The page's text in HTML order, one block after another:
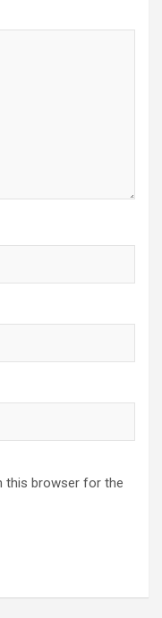
this browser for the